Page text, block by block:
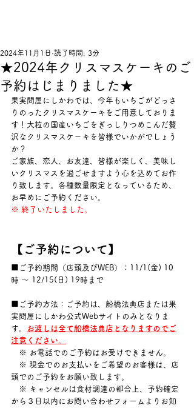
★2024年クリスマスケーキのご
予約はじまりました★
2024年11月1日 読了時間: 3分
果実問屋にしかわでは、 今年もいちごがどっさ
りのったクリスマスケーキをご用意しておりま
す！大粒の国産いちごをぎっしりつめこんだ贅
沢なクリスマスケ－キを皆様でいかがでしょう
か？
ご家族、恋人、お友達、皆様が楽しく、美味し
いクリスマスを過ごせますよう心を込めてお作
り致します。各種数量限定となっているため、
お早めにご予約ください。
※ 終了いたしました。
【ご予約について】
■ご予約期間（店頭及びWEB）：11/1(金) 10
時 ～ 12/15(日) 19時まで
■ご予約方法：ご予約は、船橋法典店または果
実問屋にしかわ公式Webサイトのみとなりま
す。
お渡しは全て船橋法典店となりますのでご
注意ください。
※ お電話でのご予約はお受けできません。
※ 現金でのお支払いをご希望のお客様は、店
頭でのご予約をお願い致します。
※ キャンセルは食材調達の都合上、予約確定
から３日以内にお問い合わせフォームよりお知